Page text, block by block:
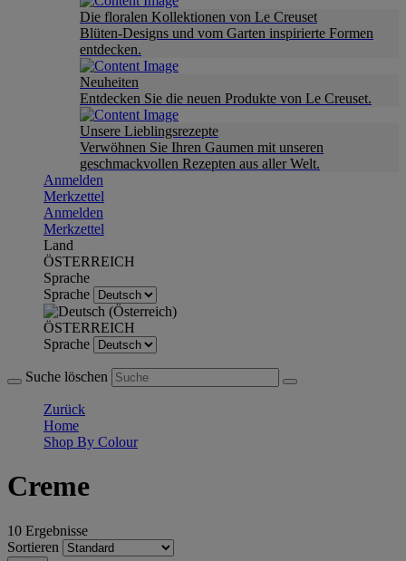
Die floralen Kollektionen von Le Creuset
Blüten-Designs und vom Garten inspirierte Formen
entdecken.
Neuheiten
Entdecken Sie die neuen Produkte von Le Creuset.
Unsere Lieblingsrezepte
Verwöhnen Sie Ihren Gaumen mit unseren
geschmackvollen Rezepten aus aller Welt.
Anmelden
Merkzettel
Anmelden
Merkzettel
Land
ÖSTERREICH
Sprache
Sprache
ÖSTERREICH
Sprache
Suche löschen
Zurück
Home
Shop By Colour
Creme
10 Ergebnisse
Sortieren